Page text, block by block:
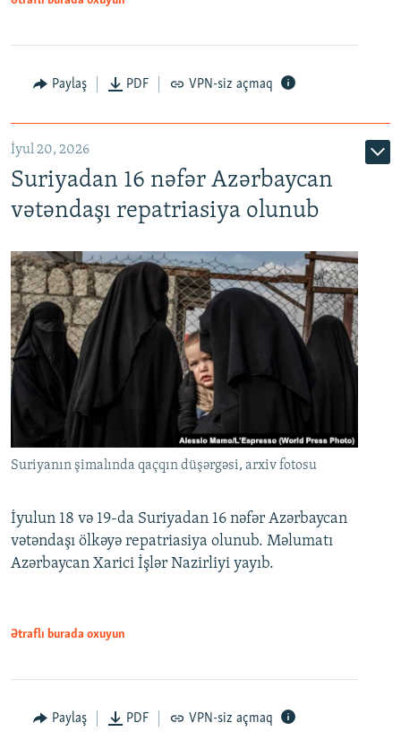
Auto
Paylaş PDF VPN-siz açmaq
İyul 20, 2026
Suriyadan 16 nəfər Azərbaycan
vətəndaşı repatriasiya olunub
Suriyanın şimalında qaçqın düşərgəsi, arxiv fotosu
İyulun 18 və 19-da Suriyadan 16 nəfər Azərbaycan
vətəndaşı ölkəyə repatriasiya olunub. Məlumatı
Azərbaycan Xarici İşlər Nazirliyi yayıb.
Ətraflı burada oxuyun
Paylaş PDF VPN-siz açmaq